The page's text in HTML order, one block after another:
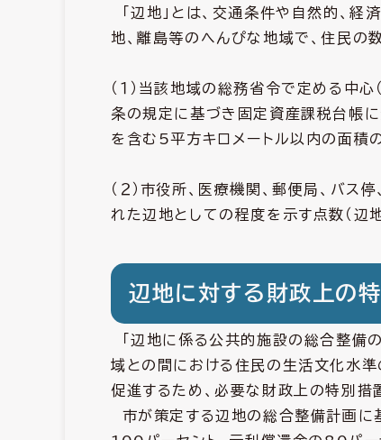
「辺地」とは、交通条件や自然的、経
地、離島等のへんぴな地域で、住民の
（１）当該地域の総務省令で定める中
条の規定に基づき固定資産課税台帳
を含む5平方キロメートル以内の面積
（２）市役所、医療機関、郵便局、バ
れた辺地としての程度を示す点数（辺
辺地に対する財政上の
「辺地に係る公共的施設の総合整備
域との間における住民の生活文化水
促進するため、必要な財政上の特別措
市が策定する辺地の総合整備計画に